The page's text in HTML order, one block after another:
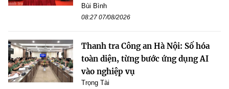
Bùi Bình
08:27 07/08/2026
Thanh tra Công an Hà Nội: Số hóa
toàn diện, từng bước ứng dụng AI
vào nghiệp vụ
Trọng Tài